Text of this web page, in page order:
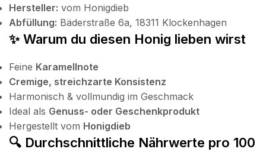
Hersteller: vom Honigdieb
Abfüllung: Bäderstraße 6a, 18311 Klockenhagen
✨ Warum du diesen Honig lieben wirst
Feine Karamellnote
Cremige, streichzarte Konsistenz
Harmonisch & vollmundig im Geschmack
Ideal als Genuss- oder Geschenkprodukt
Hergestellt vom Honigdieb
🔍 Durchschnittliche Nährwerte pro 100